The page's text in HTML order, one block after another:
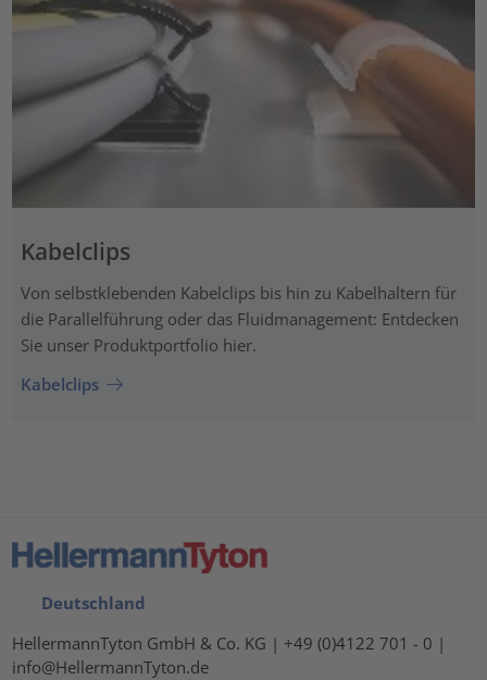
Kabelclips
Von selbstklebenden Kabelclips bis hin zu Kabelhaltern für
die Parallelführung oder das Fluidmanagement: Entdecken
Sie unser Produktportfolio hier.
Kabelclips
Deutschland
HellermannTyton GmbH & Co. KG | +49 (0)4122 701 - 0 |
info@HellermannTyton.de